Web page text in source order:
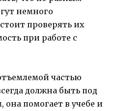
немного
проверять их
при работе с
частью
должна быть под
помогает в учебе и